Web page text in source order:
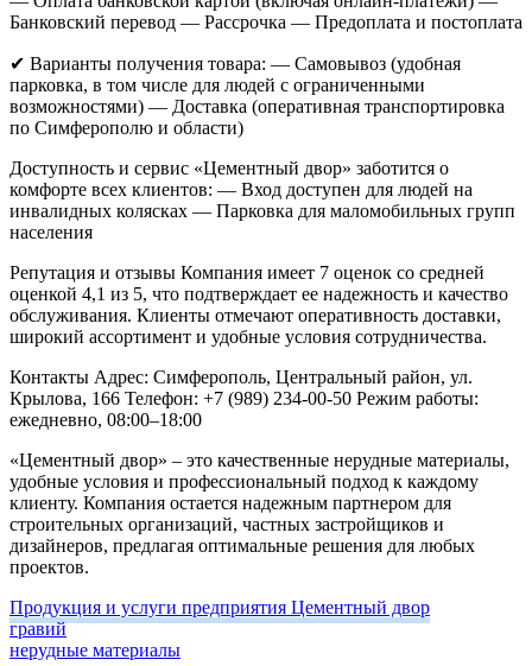
Банковский перевод — Рассрочка — Предоплата и постоплата
✔ Варианты получения товара: — Самовывоз (удобная
парковка, в том числе для людей с ограниченными
возможностями) — Доставка (оперативная транспортировка
по Симферополю и области)
Доступность и сервис «Цементный двор» заботится о
комфорте всех клиентов: — Вход доступен для людей на
инвалидных колясках — Парковка для маломобильных групп
населения
Репутация и отзывы Компания имеет 7 оценок со средней
оценкой 4,1 из 5, что подтверждает ее надежность и качество
обслуживания. Клиенты отмечают оперативность доставки,
широкий ассортимент и удобные условия сотрудничества.
Контакты Адрес: Симферополь, Центральный район, ул.
Крылова, 166 Телефон: +7 (989) 234-00-50 Режим работы:
ежедневно, 08:00–18:00
«Цементный двор» – это качественные нерудные материалы,
удобные условия и профессиональный подход к каждому
клиенту. Компания остается надежным партнером для
строительных организаций, частных застройщиков и
дизайнеров, предлагая оптимальные решения для любых
проектов.
Продукция и услуги предприятия Цементный двор
гравий
нерудные материалы